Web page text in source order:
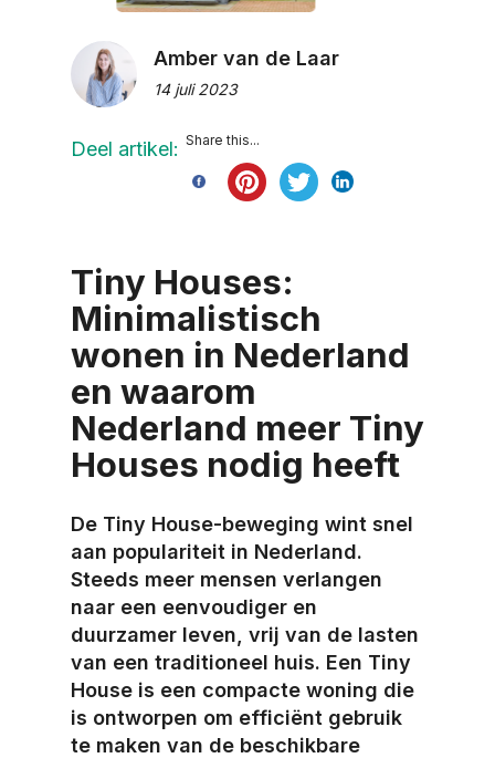
Amber van de Laar
14 juli 2023
Deel artikel: Share this...
Tiny Houses:
Minimalistisch
wonen in Nederland
en waarom
Nederland meer Tiny
Houses nodig heeft
De Tiny House-beweging wint snel
aan populariteit in Nederland.
Steeds meer mensen verlangen
naar een eenvoudiger en
duurzamer leven, vrij van de lasten
van een traditioneel huis. Een Tiny
House is een compacte woning die
is ontworpen om efficiënt gebruik
te maken van de beschikbare